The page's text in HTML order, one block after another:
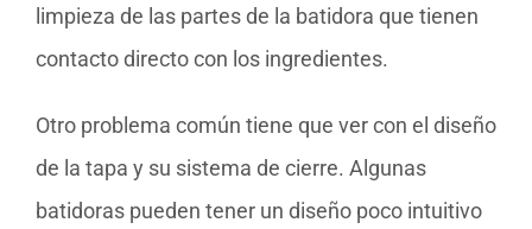
limpieza de las partes de la batidora que tienen
contacto directo con los ingredientes.
Otro problema común tiene que ver con el diseño
de la tapa y su sistema de cierre. Algunas
batidoras pueden tener un diseño poco intuitivo